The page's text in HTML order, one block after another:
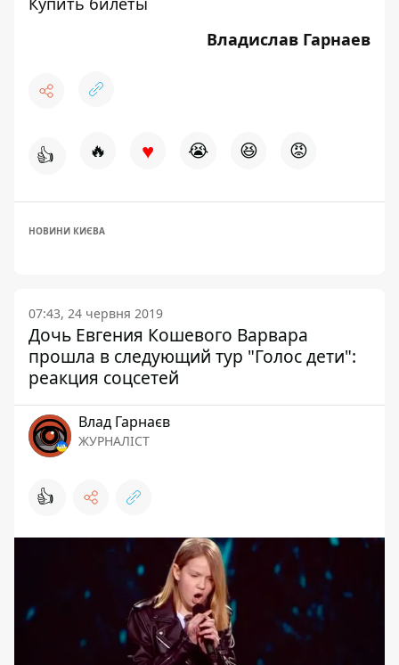
Владислав Гарнаев
👍 🔥 ♥ 😭 😆 😡
НОВИНИ КИЄВА
07:43, 24 червня 2019
Дочь Евгения Кошевого Варвара
прошла в следующий тур "Голос дети":
реакция соцсетей
Влад Гарнаєв
ЖУРНАЛІСТ
👍